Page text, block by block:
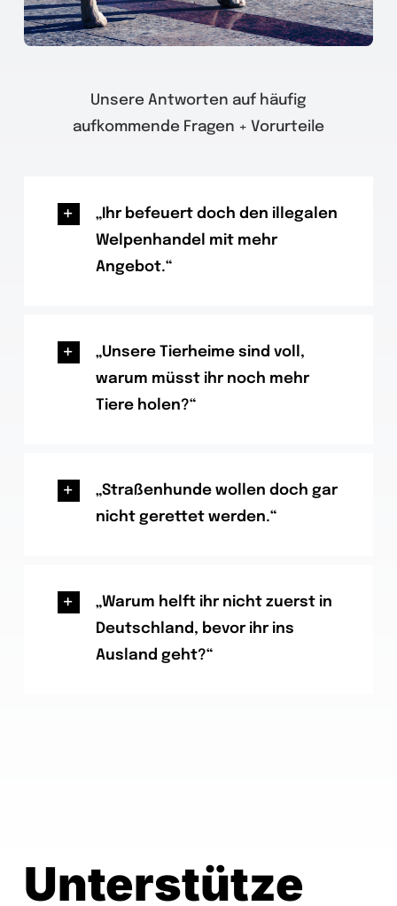
Unsere Antworten auf häufig
aufkommende Fragen + Vorurteile
„Ihr befeuert doch den illegalen
Welpenhandel mit mehr
Angebot.“
„Unsere Tierheime sind voll,
warum müsst ihr noch mehr
Tiere holen?“
„Straßenhunde wollen doch gar
nicht gerettet werden.“
„Warum helft ihr nicht zuerst in
Deutschland, bevor ihr ins
Ausland geht?“
Unterstütze